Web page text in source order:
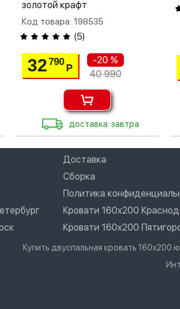
золотой крафт
Код товара: 198535
(5)
32790
Р
-20 %
40 990
доставка: завтра
Доставка
Сборка
Политика
Кровати 160х200
Кровати 160х200
Купить двуспальная кровать